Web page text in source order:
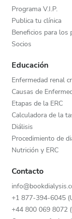
Programa V.I.P.
Publica tu clínica
Beneficios para los
Socios
Educación
Enfermedad renal
Causas de
Etapas de la ERC
Calculadora de la
Diálisis
Procedimiento de
Nutrición y ERC
Contacto
+1 877-394-6045
+44 800 069 8072